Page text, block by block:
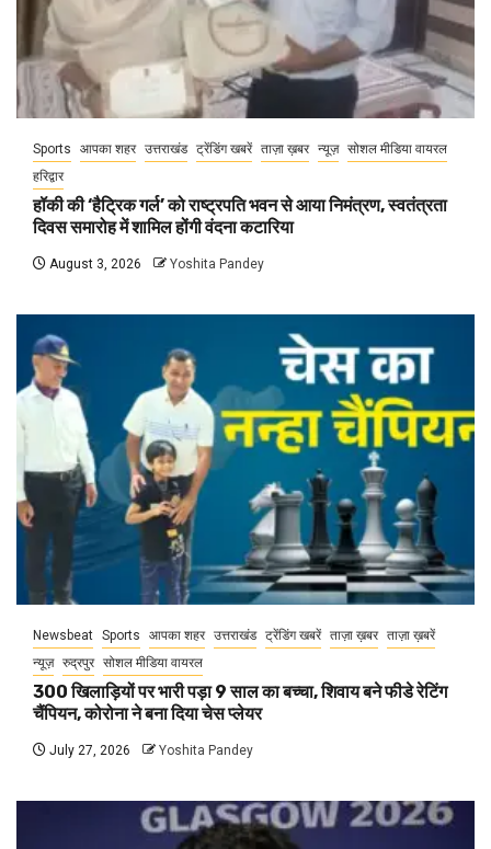
Sports आपका शहर उत्तराखंड ट्रेंडिंग खबरें ताज़ा ख़बर न्यूज़ सोशल मीडिया वायरल
हरिद्वार
हॉकी की ‘हैट्रिक गर्ल’ को राष्ट्रपति भवन से आया निमंत्रण, स्वतंत्रता
दिवस समारोह में शामिल होंगी वंदना कटारिया
August 3, 2026 Yoshita Pandey
Newsbeat Sports आपका शहर उत्तराखंड ट्रेंडिंग खबरें ताज़ा ख़बर ताज़ा ख़बरें
न्यूज़ रुद्रपुर सोशल मीडिया वायरल
300 खिलाड़ियों पर भारी पड़ा 9 साल का बच्चा, शिवाय बने फीडे रेटिंग
चैंपियन, कोरोना ने बना दिया चेस प्लेयर
July 27, 2026 Yoshita Pandey